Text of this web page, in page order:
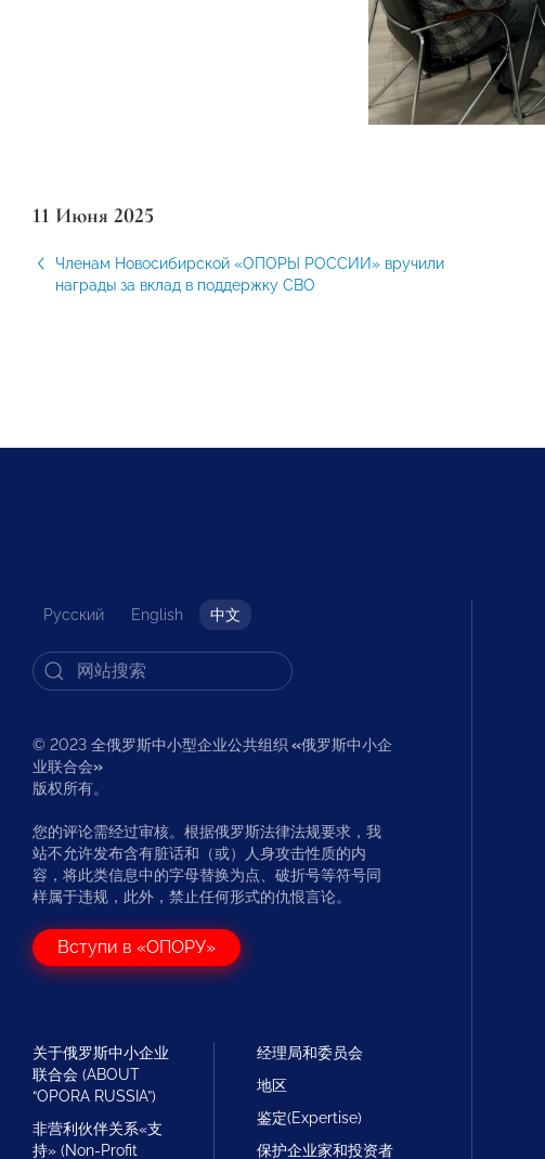
11 Июня 2025
Членам Новосибирской «ОПОРЫ РОССИИ» вручили
награды за вклад в поддержку СВО
Русский English 中文
© 2023 全俄罗斯中小型企业公共组织 «俄罗斯中小企
业联合会»
版权所有。
您的评论需经过审核。根据俄罗斯法律法规要求，我
站不允许发布含有脏话和（或）人身攻击性质的内
容，将此类信息中的字母替换为点、破折号等符号同
样属于违规，此外，禁止任何形式的仇恨言论。
Вступи в «ОПОРУ»
关于俄罗斯中小企业
联合会 (ABOUT
“OPORA RUSSIA”)
非营利伙伴关系«支
持» (Non-Profit
经理局和委员会
地区
鉴定(Expertise)
保护企业家和投资者